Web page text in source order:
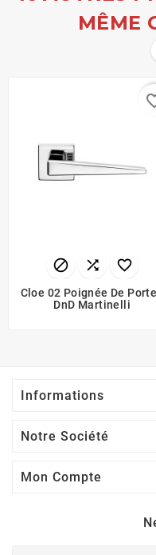
MÊME
  
Cloe 02 Poignée De
DnD Martinelli
Informations
Notre Société
Mon Compte